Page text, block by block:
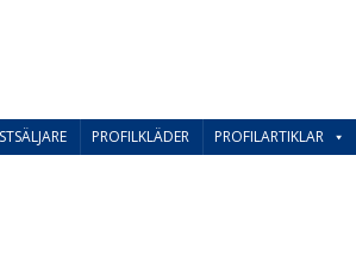
PROFILKLÄDER PROFILARTIKLAR